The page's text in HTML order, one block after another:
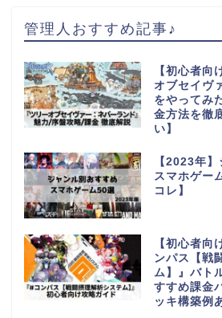
管理人おすすめ記事♪
【初心者向
オブセイヴ
をやってみ
金方法を徹
い】
【2023年
スマホゲー
コレ】
【初心者向
ンパス【戦
ム】』バト
すすめ課金
ッキ構築例